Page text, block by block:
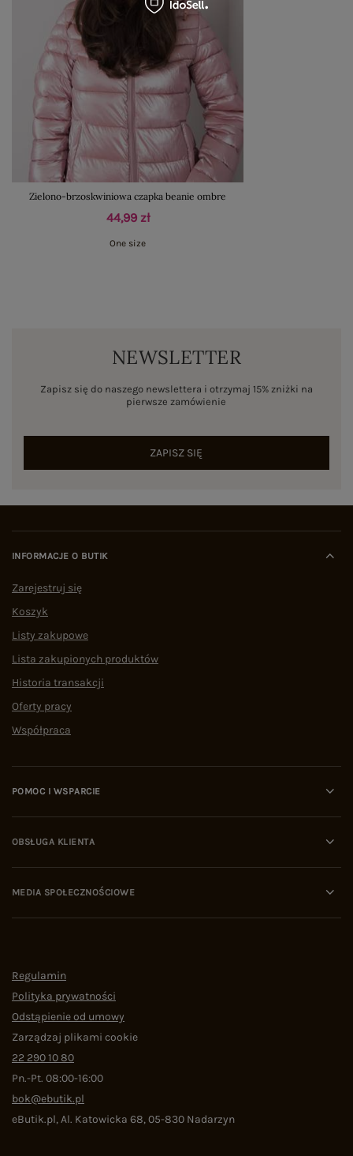
Zielono-brzoskwiniowa czapka beanie ombre
44,99 zł
One size
NEWSLETTER
Zapisz się do naszego newslettera i otrzymaj 15% zniżki na
pierwsze zamówienie
ZAPISZ SIĘ
INFORMACJE O BUTIK
Zarejestruj się
Koszyk
Listy zakupowe
Lista zakupionych produktów
Historia transakcji
Oferty pracy
Współpraca
POMOC I WSPARCIE
OBSŁUGA KLIENTA
MEDIA SPOŁECZNOŚCIOWE
Regulamin
Polityka prywatności
Odstąpienie od umowy
Zarządzaj plikami cookie
22 290 10 80
Pn.-Pt. 08:00-16:00
bok@ebutik.pl
eButik.pl,Al. Katowicka 68,05-830 Nadarzyn